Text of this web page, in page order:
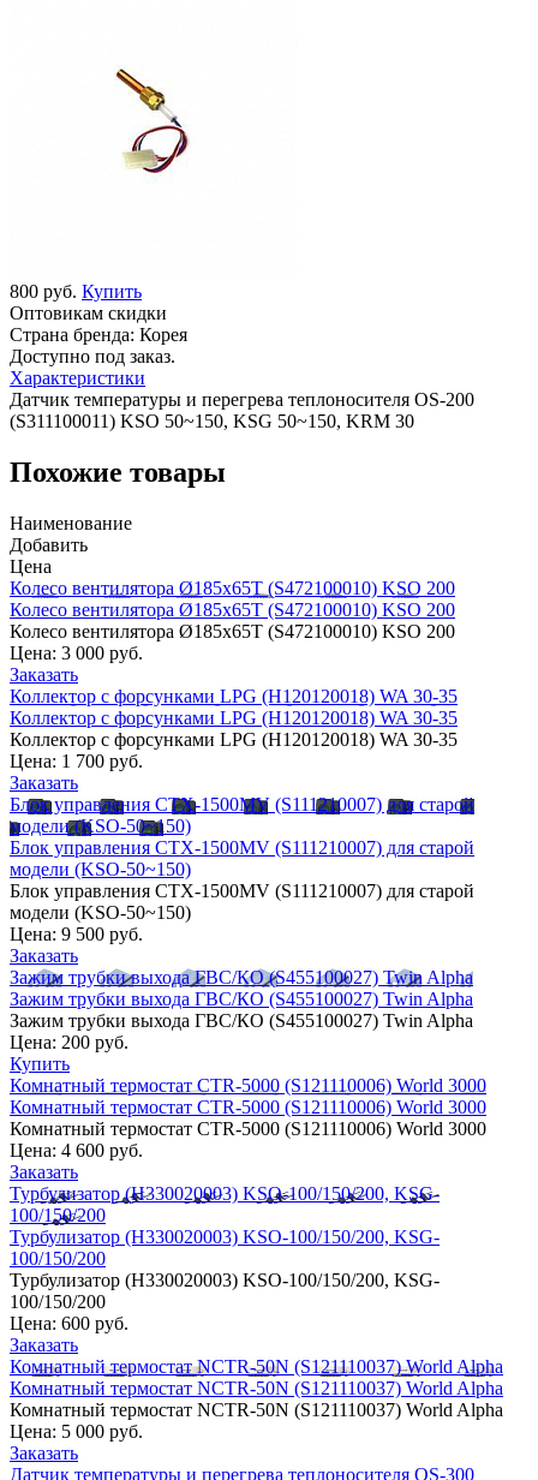
800 руб. Купить
Оптовикам скидки
Страна бренда: Корея
Доступно под заказ.
Характеристики
Датчик температуры и перегрева теплоносителя OS-200
(S311100011) KSO 50~150, KSG 50~150, KRM 30
Похожие товары
Наименование
Добавить
Цена
Колесо вентилятора Ø185х65Т (S472100010) KSO 200
Колесо вентилятора Ø185х65Т (S472100010) KSO 200
Колесо вентилятора Ø185х65Т (S472100010) KSO 200
Цена: 3 000 руб.
Заказать
Коллектор с форсунками LPG (H120120018) WA 30-35
Коллектор с форсунками LPG (H120120018) WA 30-35
Коллектор с форсунками LPG (H120120018) WA 30-35
Цена: 1 700 руб.
Заказать
Блок управления CTX-1500MV (S111210007) для старой
модели (KSO-50~150)
Блок управления CTX-1500MV (S111210007) для старой
модели (KSO-50~150)
Блок управления CTX-1500MV (S111210007) для старой
модели (KSO-50~150)
Цена: 9 500 руб.
Заказать
Зажим трубки выхода ГВС/КО (S455100027) Twin Alpha
Зажим трубки выхода ГВС/КО (S455100027) Twin Alpha
Зажим трубки выхода ГВС/КО (S455100027) Twin Alpha
Цена: 200 руб.
Купить
Комнатный термостат CTR-5000 (S121110006) World 3000
Комнатный термостат CTR-5000 (S121110006) World 3000
Комнатный термостат CTR-5000 (S121110006) World 3000
Цена: 4 600 руб.
Заказать
Турбулизатор (H330020003) KSO-100/150/200, KSG-
100/150/200
Турбулизатор (H330020003) KSO-100/150/200, KSG-
100/150/200
Турбулизатор (H330020003) KSO-100/150/200, KSG-
100/150/200
Цена: 600 руб.
Заказать
Комнатный термостат NCTR-50N (S121110037) World Alpha
Комнатный термостат NCTR-50N (S121110037) World Alpha
Комнатный термостат NCTR-50N (S121110037) World Alpha
Цена: 5 000 руб.
Заказать
Датчик температуры и перегрева теплоносителя OS-300